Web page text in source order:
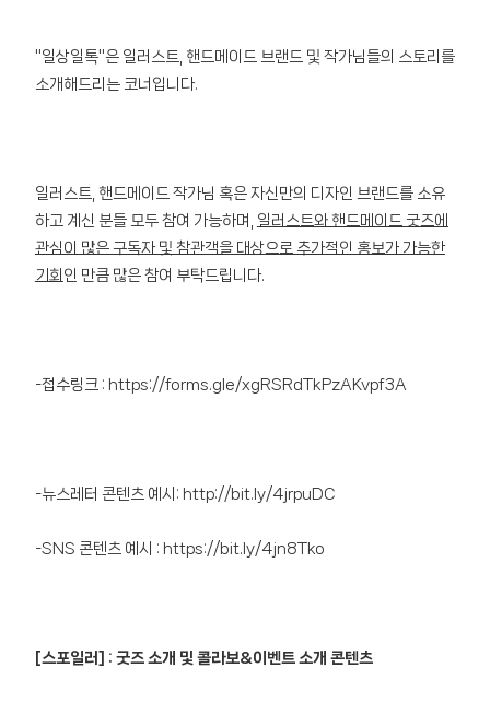
"일상일톡"은 일러스트, 핸드메이드 브랜드 및 작가님들의 스토리를
소개해드리는 코너입니다.
일러스트, 핸드메이드 작가님 혹은 자신만의 디자인 브랜드를 소유
하고 계신 분들 모두 참여 가능하며, 일러스트와 핸드메이드 굿즈에
관심이 많은 구독자 및 참관객을 대상으로 추가적인 홍보가 가능한
기회 인 만큼 많은 참여 부탁드립니다.
-접수링크 : https://forms.gle/xgRSRdTkPzAKvpf3A
-뉴스레터 콘텐츠 예시: http://bit.ly/4jrpuDC
-SNS 콘텐츠 예시 : https://bit.ly/4jn8Tko
[스포일러] : 굿즈 소개 및 콜라보&이벤트 소개 콘텐츠